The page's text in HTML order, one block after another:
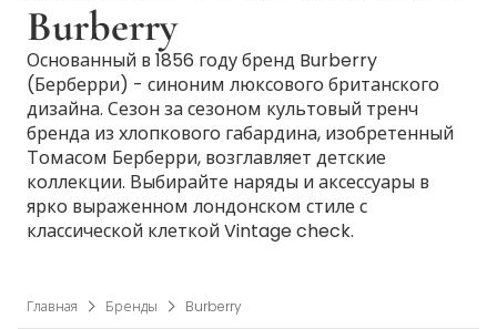
Burberry
Основанный в 1856 году бренд Burberry
(Берберри) - синоним люксового британского
дизайна. Сезон за сезоном культовый тренч
бренда из хлопкового габардина, изобретенный
Томасом Берберри, возглавляет детские
коллекции. Выбирайте наряды и аксессуары в
ярко выраженном лондонском стиле с
классической клеткой Vintage check.
Главная Бренды Burberry